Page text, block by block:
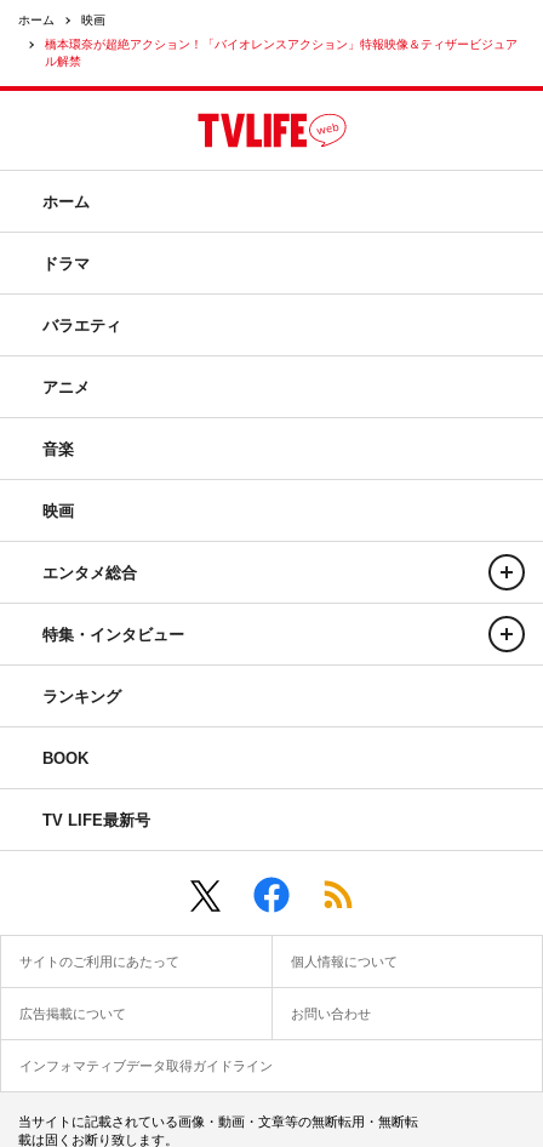
ホーム
映画
橋本環奈が超絶アクション！「バイオレンスアクション」特報映像＆ティザービジュア
ル解禁
ホーム
ドラマ
バラエティ
アニメ
音楽
映画
エンタメ総合
特集・インタビュー
ランキング
BOOK
TV LIFE最新号
サイトのご利用にあたって 個人情報について
広告掲載について お問い合わせ
インフォマティブデータ取得ガイドライン
当サイトに記載されている画像・動画・文章等の無断転用・無断転
載は固くお断り致します。